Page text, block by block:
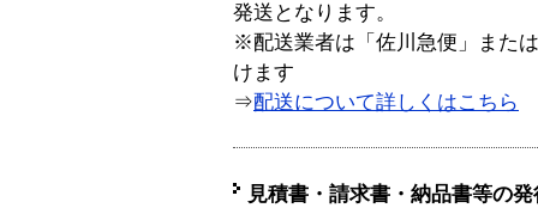
発送となります。
※配送業者は「佐川急便」また
けます
⇒配送について詳しくはこちら
見積書・請求書・納品書等の